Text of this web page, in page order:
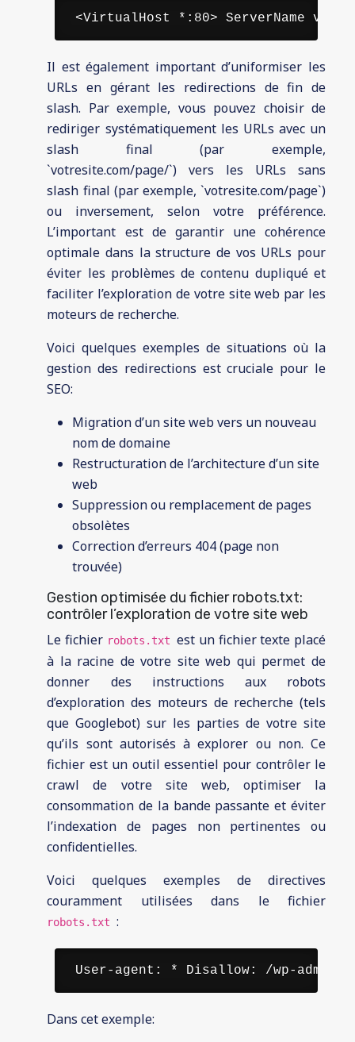
<VirtualHost *:80> ServerName
Il est également important d’uniformiser les
URLs en gérant les redirections de fin de
slash. Par exemple, vous pouvez choisir de
rediriger systématiquement les URLs avec un
slash final (par exemple,
`votresite.com/page/`) vers les URLs sans
slash final (par exemple, `votresite.com/page`)
ou inversement, selon votre préférence.
L’important est de garantir une cohérence
optimale dans la structure de vos URLs pour
éviter les problèmes de contenu dupliqué et
faciliter l’exploration de votre site web par les
moteurs de recherche.
Voici quelques exemples de situations où la
gestion des redirections est cruciale pour le
SEO:
Migration d’un site web vers un nouveau
nom de domaine
Restructuration de l’architecture d’un site
web
Suppression ou remplacement de pages
obsolètes
Correction d’erreurs 404 (page non
trouvée)
Gestion optimisée du fichier robots.txt:
contrôler l’exploration de votre site web
Le fichier robots.txtest un fichier texte placé
à la racine de votre site web qui permet de
donner des instructions aux robots
d’exploration des moteurs de recherche (tels
que Googlebot) sur les parties de votre site
qu’ils sont autorisés à explorer ou non. Ce
fichier est un outil essentiel pour contrôler le
crawl de votre site web, optimiser la
consommation de la bande passante et éviter
l’indexation de pages non pertinentes ou
confidentielles.
Voici quelques exemples de directives
couramment utilisées dans le fichier
robots.txt:
User-agent: * Disallow: /wp-admin/
Dans cet exemple: